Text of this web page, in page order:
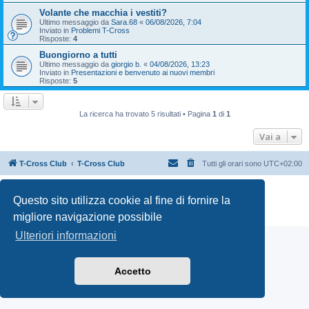
Questo sito utilizza cookie al fine di fornire la
migliore navigazione possibile
Ulteriori informazioni
Accetto
Volante che macchia i vestiti?
Ultimo messaggio da Sara.68 « 06/08/2026, 7:04
Inviato in Problemi T-Cross
Risposte: 4
Buongiorno a tutti
Ultimo messaggio da giorgio b. « 04/08/2026, 13:23
Inviato in Presentazioni e benvenuto ai nuovi membri
Risposte: 5
La ricerca ha trovato 5 risultati • Pagina 1 di 1
Vai a
T-Cross Club T-Cross Club Tutti gli orari sono UTC+02:00
Traduzione ItalianaphpBB-Italia.it
Privacy |Condizioni